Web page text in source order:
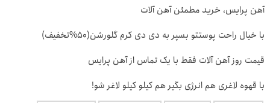
آهن پرایس، خرید مطمئن آهن آلات
با خیال راحت پوستتو بسپر به دی دی کرم گلورشن(50%تخفیف)
قیمت روز آهن آلات فقط با یک تماس از آهن پرایس
با قهوه لاغری هم انرژی بگیر هم کیلو کیلو لاغر شو!